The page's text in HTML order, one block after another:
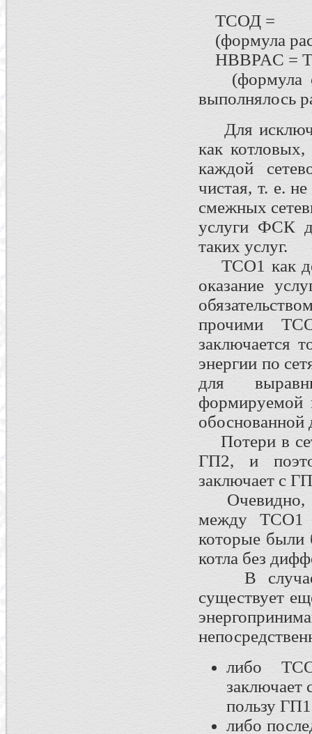
TСОД =
(формула
HBBPAC =
(формула
выполнялось
Для
как
каждой
чистая, т. е.
смежных
услуги ФСК
таких услуг.
ТСО1 как
оказание
прочими
заключается
энергии по
для
формируемой
Потери в
ГП2, и
заключает с
Очевидно,
между ТСО1
которые были
котла без
В случае,
существует
либо
заключает
пользу
либо